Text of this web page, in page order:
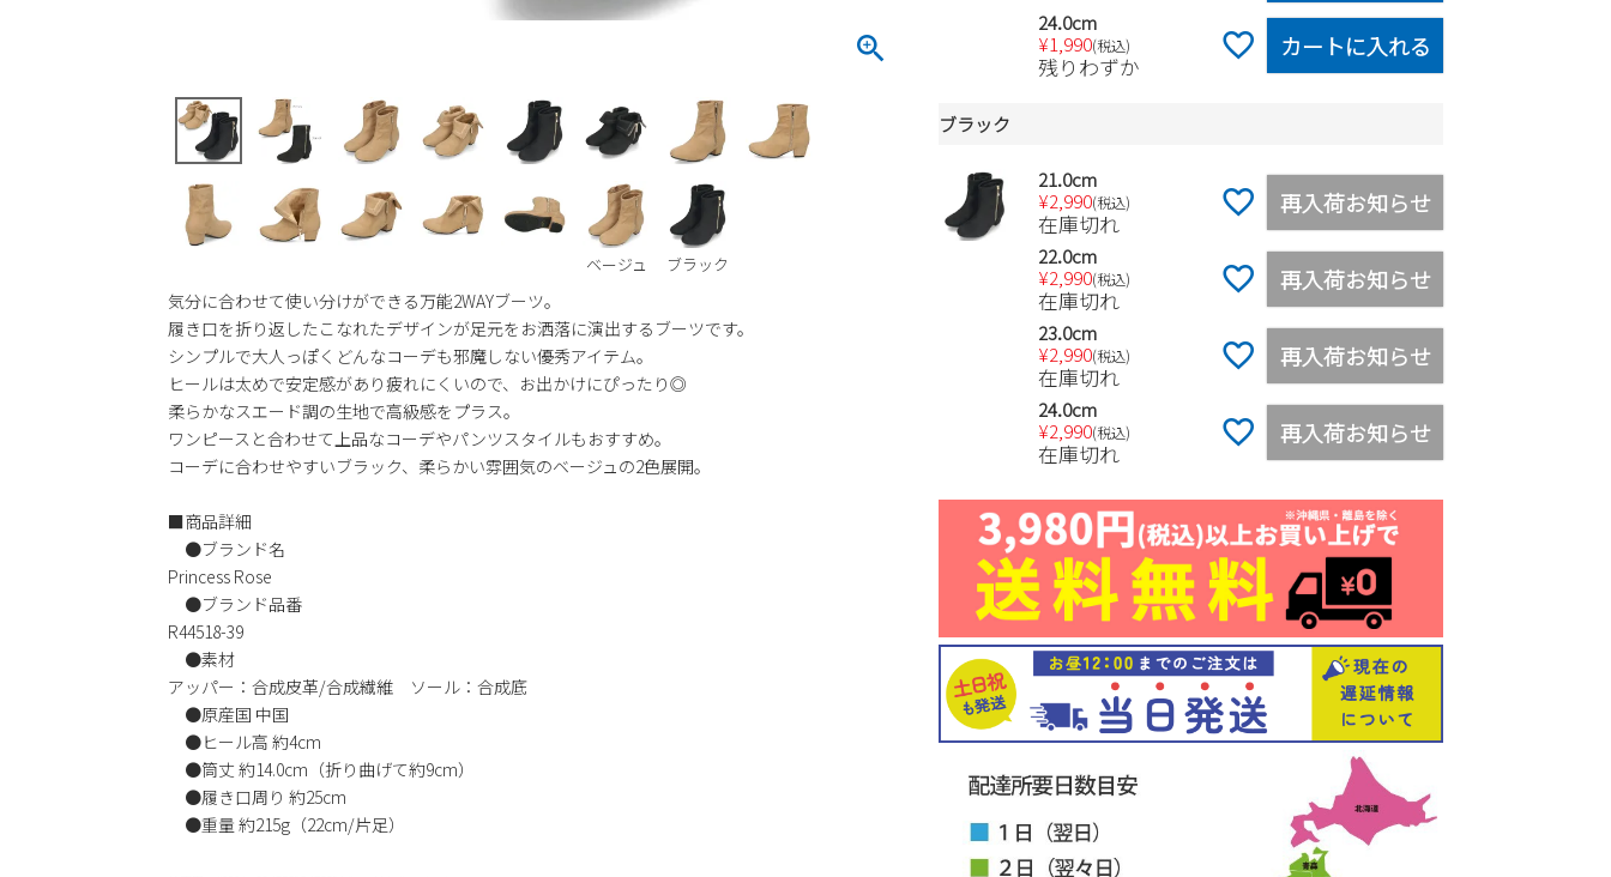
ベージュ ブラック
気分に合わせて使い分けができる万能2WAYブーツ。
履き口を折り返したこなれたデザインが足元をお洒落に演出するブーツです。
シンプルで大人っぽくどんなコーデも邪魔しない優秀アイテム。
ヒールは太めで安定感があり疲れにくいので、お出かけにぴったり◎
柔らかなスエード調の生地で高級感をプラス。
ワンピースと合わせて上品なコーデやパンツスタイルもおすすめ。
コーデに合わせやすいブラック、柔らかい雰囲気のベージュの2色展開。
■商品詳細
●ブランド名
Princess Rose
●ブランド品番
R44518-39
●素材
アッパー：合成皮革/合成繊維 ソール：合成底
●原産国 中国
●ヒール高 約4cm
●筒丈 約14.0cm（折り曲げて約9cm）
●履き口周り 約25cm
●重量 約215g（22cm/片足）
24.0cm
¥1,990 税込
残りわずか
カートに入れる
ブラック
21.0cm
¥2,990 税込
在庫切れ
再入荷お知らせ
22.0cm
¥2,990 税込
在庫切れ
再入荷お知らせ
23.0cm
¥2,990 税込
在庫切れ
再入荷お知らせ
24.0cm
¥2,990 税込
在庫切れ
再入荷お知らせ